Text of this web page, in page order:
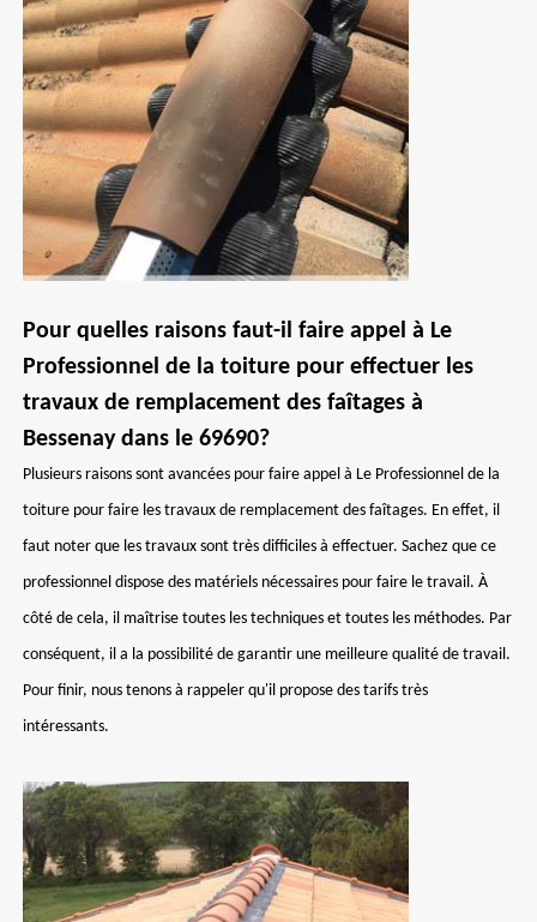
Pour quelles raisons faut-il faire appel à Le
Professionnel de la toiture pour effectuer les
travaux de remplacement des faîtages à
Bessenay dans le 69690?
Plusieurs raisons sont avancées pour faire appel à Le Professionnel de la
toiture pour faire les travaux de remplacement des faîtages. En effet, il
faut noter que les travaux sont très difficiles à effectuer. Sachez que ce
professionnel dispose des matériels nécessaires pour faire le travail. À
côté de cela, il maîtrise toutes les techniques et toutes les méthodes. Par
conséquent, il a la possibilité de garantir une meilleure qualité de travail.
Pour finir, nous tenons à rappeler qu'il propose des tarifs très
intéressants.